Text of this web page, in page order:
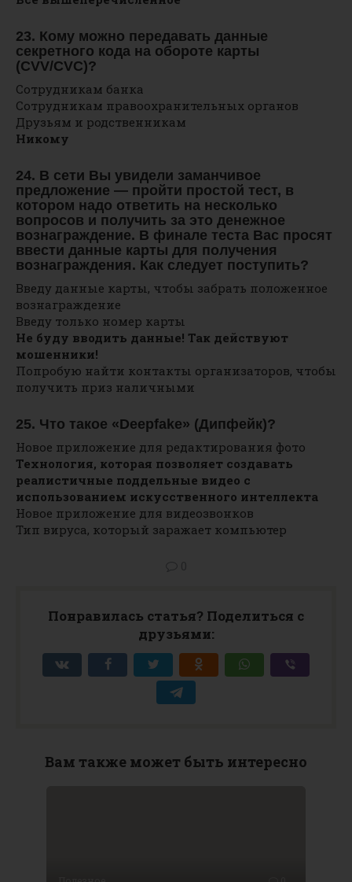
23. Кому можно передавать данные
секретного кода на обороте карты
(CVV/CVC)?
Сотрудникам банка
Сотрудникам правоохранительных органов
Друзьям и родственникам
Никому
24. В сети Вы увидели заманчивое
предложение — пройти простой тест, в
котором надо ответить на несколько
вопросов и получить за это денежное
вознаграждение. В финале теста Вас просят
ввести данные карты для получения
вознаграждения. Как следует поступить?
Введу данные карты, чтобы забрать положенное
вознаграждение
Введу только номер карты
Не буду вводить данные! Так действуют
мошенники!
Попробую найти контакты организаторов, чтобы
получить приз наличными
25. Что такое «Deepfake» (Дипфейк)?
Новое приложение для редактирования фото
Технология, которая позволяет создавать
реалистичные поддельные видео с
использованием искусственного интеллекта
Новое приложение для видеозвонков
Тип вируса, который заражает компьютер
Понравилась статья? Поделиться с
друзьями:
Вам также может быть интересно